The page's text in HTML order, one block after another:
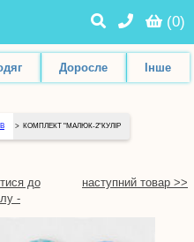
(0)
Доросле Інше
> КОМПЛЕКТ "МАЛЮК-2"КУЛІР
до
-
наступний товар >>